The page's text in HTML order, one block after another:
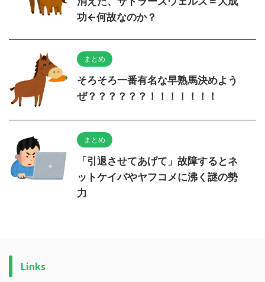
功←何故なのか？
まとめ
そろそろ一番有名な早熟馬決めよう
ぜ？？？？？？！！！！！！！
まとめ
「引退させてあげて」故障するとネ
ットケイバやヤフコメに沸く謎の勢
力
Links